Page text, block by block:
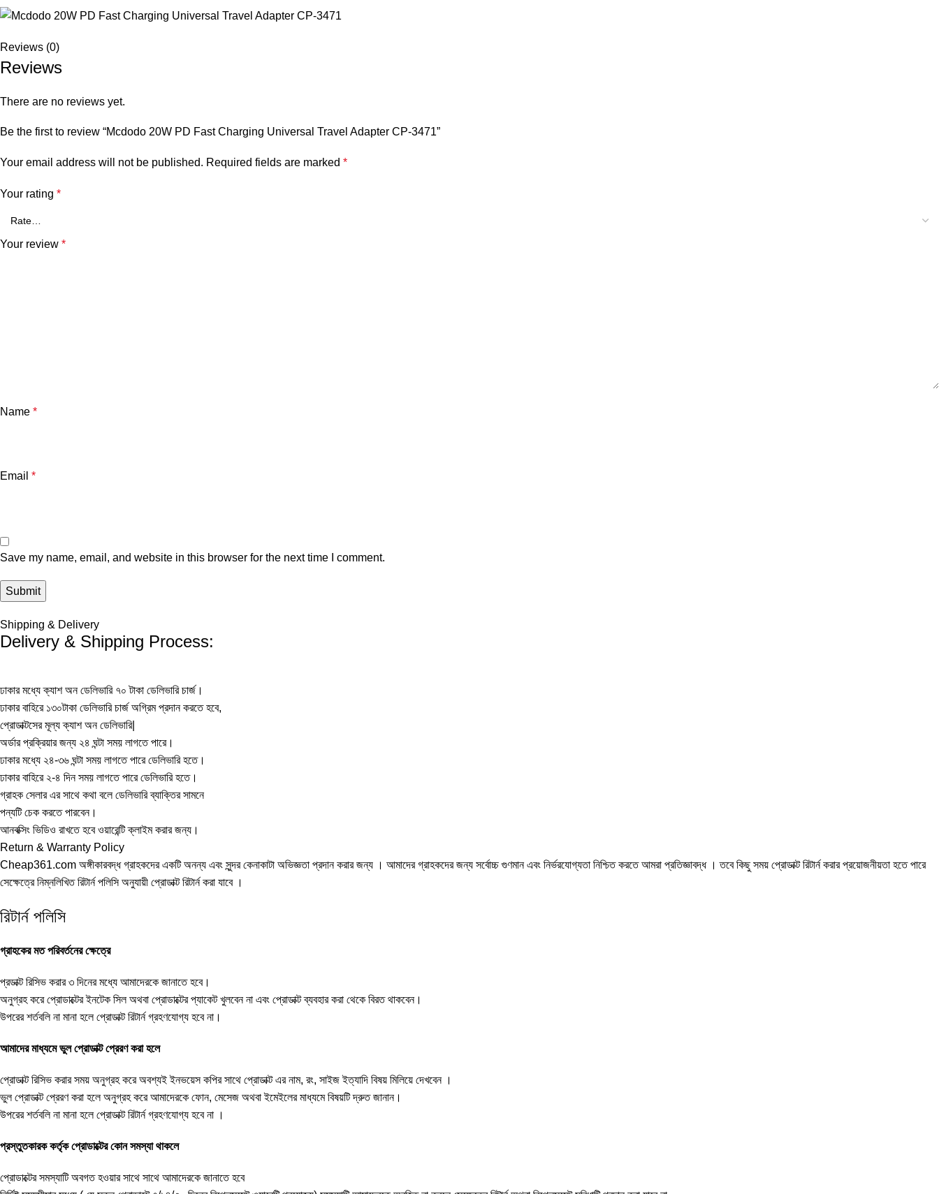
Reviews (0)
Reviews
There are no reviews yet.
Be the first to review “Mcdodo 20W PD Fast Charging Universal Travel Adapter CP-3471”
Your email address will not be published. Required fields are marked *
Your rating *
Your review *
Name *
Email *
Save my name, email, and website in this browser for the next time I comment.
Shipping & Delivery
Delivery & Shipping Process:
ঢাকার মধ্যে ক্যাশ অন ডেলিভারি ৭০ টাকা ডেলিভারি চার্জ।
ঢাকার বাহিরে ১৩০টাকা ডেলিভারি চার্জ অগ্রিম প্রদান করতে হবে,
প্রোডাক্টসের মূল্য ক্যাশ অন ডেলিভারি|
অর্ডার প্রক্রিয়ার জন্য ২৪ ঘন্টা সময় লাগতে পারে।
ঢাকার মধ্যে ২৪-৩৬ ঘন্টা সময় লাগতে পারে ডেলিভারি হতে।
ঢাকার বাহিরে ২-৪ দিন সময় লাগতে পারে ডেলিভারি হতে।
গ্রাহক সেলার এর সাথে কথা বলে ডেলিভারি ব্যাক্তির সামনে
পন্যটি চেক করতে পারবেন।
আনবক্সিং ভিডিও রাখতে হবে ওয়ারেন্টি ক্লাইম করার জন্য।
Return & Warranty Policy
Cheap361.com অঙ্গীকারবদ্ধ গ্রাহকদের একটি অনন্য এবং সুন্দর কেনাকাটা অভিজ্ঞতা প্রদান করার জন্য । আমাদের গ্রাহকদের জন্য সর্বোচ্চ গুণমান এবং নির্ভরযোগ্যতা নিশ্চিত করতে আমরা প্রতিজ্ঞাবদ্ধ । তবে কিছু সময় প্রোডাক্ট রিটার্ন করার প্রয়োজনীয়তা হতে পারে
সেক্ষেত্রে নিম্নলিখিত রিটার্ন পলিসি অনুযায়ী প্রোডাক্ট রিটার্ন করা যাবে ।
রিটার্ন পলিসি
গ্রাহকের মত পরিবর্তনের ক্ষেত্রে
প্রডাক্ট রিসিভ করার ৩ দিনের মধ্যে আমাদেরকে জানাতে হবে।
অনুগ্রহ করে প্রোডাক্টের ইনটেক সিল অথবা প্রোডাক্টের প্যাকেট খুলবেন না এবং প্রোডাক্ট ব্যবহার করা থেকে বিরত থাকবেন।
উপরের শর্তবলি না মানা হলে প্রোডাক্ট রিটার্ন গ্রহণযোগ্য হবে না।
আমাদের মাধ্যমে ভুল প্রোডাক্ট প্রেরণ করা হলে
প্রোডাক্ট রিসিভ করার সময় অনুগ্রহ করে অবশ্যই ইনভয়েস কপির সাথে প্রোডাক্ট এর নাম, রং, সাইজ ইত্যাদি বিষয় মিলিয়ে দেখবেন ।
ভুল প্রোডাক্ট প্রেরণ করা হলে অনুগ্রহ করে আমাদেরকে ফোন, মেসেজ অথবা ইমেইলের মাধ্যমে বিষয়টি দ্রুত জানান।
উপরের শর্তবলি না মানা হলে প্রোডাক্ট রিটার্ন গ্রহণযোগ্য হবে না ।
প্রস্তুতকারক কর্তৃক প্রোডাক্টের কোন সমস্যা থাকলে
প্রোডাক্টের সমস্যাটি অবগত হওয়ার সাথে সাথে আমাদেরকে জানাতে হবে